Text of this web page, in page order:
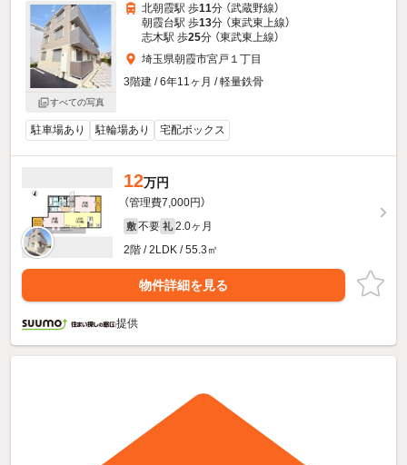
すべての写真
北朝霞駅 歩11分 （武蔵野線）
朝霞台駅 歩13分 （東武東上線）
志木駅 歩25分 （東武東上線）
埼玉県朝霞市宮戸１丁目
3階建 / 6年11ヶ月 / 軽量鉄骨
駐車場あり 駐輪場あり 宅配ボックス
12万円
（管理費7,000円）
敷 不要 礼 2.0ヶ月
2階 / 2LDK / 55.3㎡
物件詳細を見る
提供